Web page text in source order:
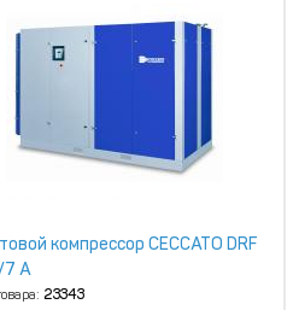
компрессор CECCATO DRF
A
23343